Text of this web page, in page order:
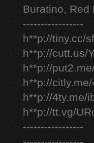
Buratino, Red
-----------------
h**p://tiny.cc/
h**p://cutt.us/
h**p://
h**p://
h**p://4ty.me/
h**p://tt.vg/
-----------------